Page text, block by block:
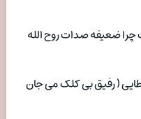
ضعیفه صدات روح الله
( رفیق بی کلک می جان